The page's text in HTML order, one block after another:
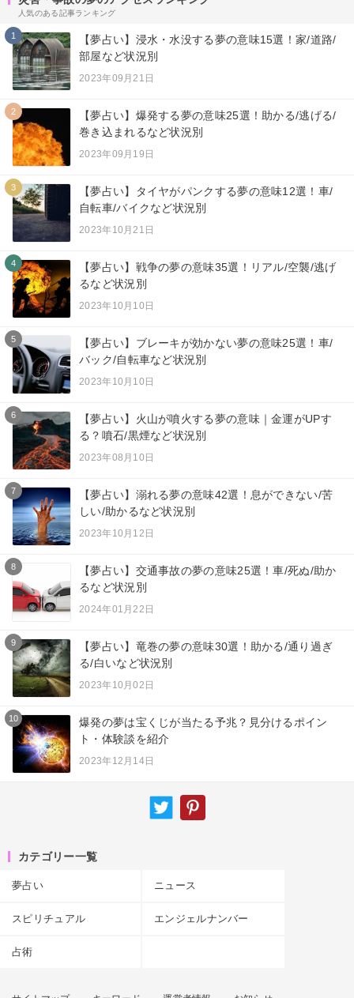
人気のある記事ランキング
1
【夢占い】浸水・水没する夢の意味15選！家/道路/
部屋など状況別
2023年09月21日
2
【夢占い】爆発する夢の意味25選！助かる/逃げる/
巻き込まれるなど状況別
2023年09月19日
3
【夢占い】タイヤがパンクする夢の意味12選！車/
自転車/バイクなど状況別
2023年10月21日
4
【夢占い】戦争の夢の意味35選！リアル/空襲/逃げ
るなど状況別
2023年10月10日
5
【夢占い】ブレーキが効かない夢の意味25選！車/
バック/自転車など状況別
2023年10月10日
6
【夢占い】火山が噴火する夢の意味｜金運がUPす
る？噴石/黒煙など状況別
2023年08月10日
7
【夢占い】溺れる夢の意味42選！息ができない/苦
しい/助かるなど状況別
2023年10月12日
8
【夢占い】交通事故の夢の意味25選！車/死ぬ/助か
るなど状況別
2024年01月22日
9
【夢占い】竜巻の夢の意味30選！助かる/通り過ぎ
る/白いなど状況別
2023年10月02日
10
爆発の夢は宝くじが当たる予兆？見分けるポイン
ト・体験談を紹介
2023年12月14日
カテゴリー一覧
夢占い ニュース
スピリチュアル エンジェルナンバー
占術